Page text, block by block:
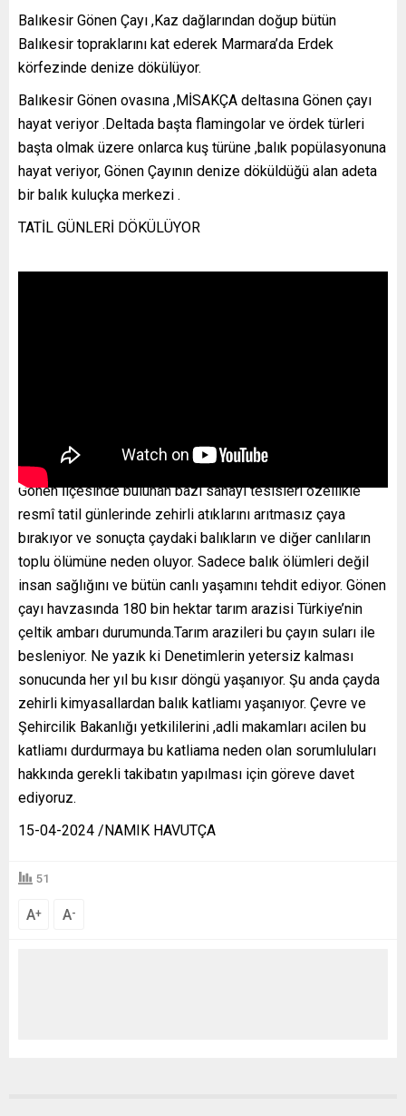
Balıkesir Gönen Çayı ,Kaz dağlarından doğup bütün
Balıkesir topraklarını kat ederek Marmara’da Erdek
körfezinde denize dökülüyor.
Balıkesir Gönen ovasına ,MİSAKÇA deltasına Gönen çayı
hayat veriyor .Deltada başta flamingolar ve ördek türleri
başta olmak üzere onlarca kuş türüne ,balık popülasyonuna
hayat veriyor, Gönen Çayının denize döküldüğü alan adeta
bir balık kuluçka merkezi .
TATİL GÜNLERİ DÖKÜLÜYOR
Gönen İlçesinde bulunan bazı sanayi tesisleri özellikle
resmî tatil günlerinde zehirli atıklarını arıtmasız çaya
bırakıyor ve sonuçta çaydaki balıkların ve diğer canlıların
toplu ölümüne neden oluyor. Sadece balık ölümleri değil
insan sağlığını ve bütün canlı yaşamını tehdit ediyor. Gönen
çayı havzasında 180 bin hektar tarım arazisi Türkiye’nin
çeltik ambarı durumunda.Tarım arazileri bu çayın suları ile
besleniyor. Ne yazık ki Denetimlerin yetersiz kalması
sonucunda her yıl bu kısır döngü yaşanıyor. Şu anda çayda
zehirli kimyasallardan balık katliamı yaşanıyor. Çevre ve
Şehircilik Bakanlığı yetkililerini ,adli makamları acilen bu
katliamı durdurmaya bu katliama neden olan sorumluluları
hakkında gerekli takibatın yapılması için göreve davet
ediyoruz.
15-04-2024 /NAMIK HAVUTÇA
51
A+ A-